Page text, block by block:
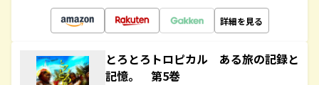
詳細を見る
とろとろトロピカル ある旅の記録と
記憶。 第5巻